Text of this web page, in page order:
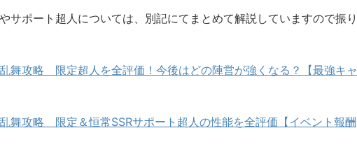
サポート超人については、別記にてまとめて解説していますので振り
乱舞攻略 限定超人を全評価！今後はどの陣営が強くなる？【最強キャ
乱舞攻略 限定＆恒常SSRサポート超人の性能を全評価【イベント報酬